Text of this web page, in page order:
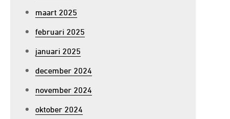
maart 2025
februari 2025
januari 2025
december 2024
november 2024
oktober 2024